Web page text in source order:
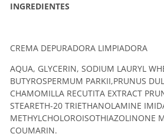
INGREDIENTES
CREMA DEPURADORA LIMPIADORA
AQUA, GLYCERIN, SODIUM LAURYL
BUTYROSPERMUM PARKII,PRUNUS
CHAMOMILLA RECUTITA EXTRACT
STEARETH-20 TRIETHANOLAMINE
METHYLCHOLOROISOTHIAZOLINONE
COUMARIN.